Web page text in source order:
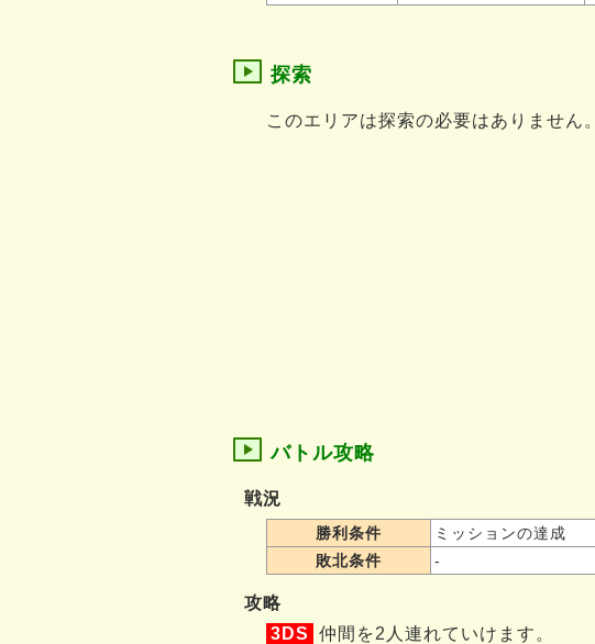
探索
このエリアは探索の必要はありません。
バトル攻略
戦況
勝利条件
ミッションの達成
敗北条件
-
攻略
3DS
仲間を2人連れていけます。